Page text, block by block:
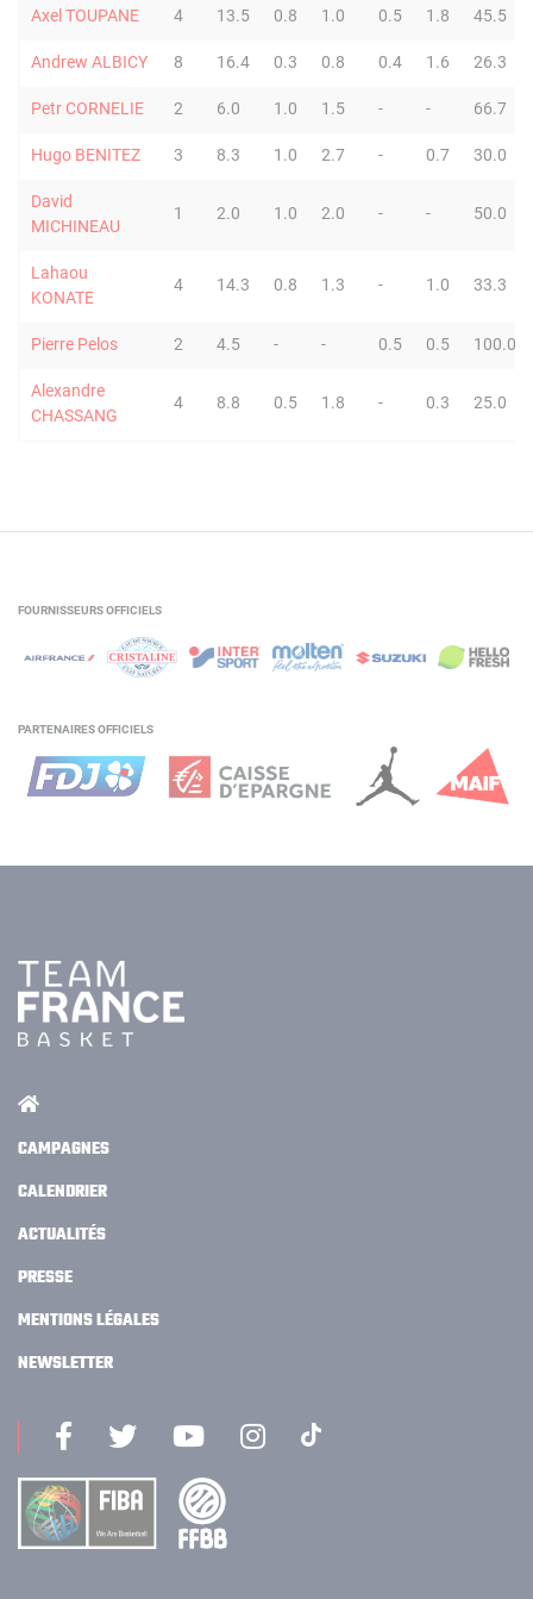
Axel TOUPANE 4 13.5 0.8 1.0 0.5 1.8 45.5
Andrew ALBICY 8 16.4 0.3 0.8 0.4 1.6 26.3
Petr CORNELIE 2 6.0 1.0 1.5 - - 66.7
Hugo BENITEZ 3 8.3 1.0 2.7 - 0.7 30.0
David
MICHINEAU
1 2.0 1.0 2.0 - - 50.0
Lahaou
KONATE
4 14.3 0.8 1.3 - 1.0 33.3
Pierre Pelos 2 4.5 - - 0.5 0.5 100.0
Alexandre
CHASSANG
4 8.8 0.5 1.8 - 0.3 25.0
FOURNISSEURS OFFICIELS
PARTENAIRES OFFICIELS
CAMPAGNES
CALENDRIER
ACTUALITÉS
PRESSE
MENTIONS LÉGALES
NEWSLETTER